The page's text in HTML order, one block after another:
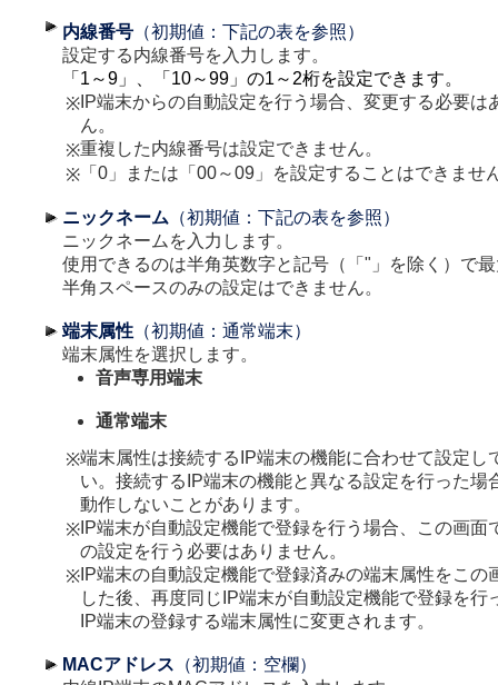
内線番号 （初期値：下記の表を参照）
設定する内線番号を入力します。
「1～9」、「10～99」の1～2桁を設定できます。
※ IP端末からの自動設定を行う場合、変更する必要は
ん。
※重複した内線番号は設定できません。
※ 「0」または「00～09」を設定することはできませ
ニックネーム （初期値：下記の表を参照）
ニックネームを入力します。
使用できるのは半角英数字と記号（「"」を除く）で
半角スペースのみの設定はできません。
端末属性 （初期値：通常端末）
端末属性を選択します。
音声専用端末
通常端末
※端末属性は接続するIP端末の機能に合わせて設定し
い。接続するIP端末の機能と異なる設定を行った場
動作しないことがあります。
※ IP端末が自動設定機能で登録を行う場合、この画面
の設定を行う必要はありません。
※ IP端末の自動設定機能で登録済みの端末属性をこの
した後、再度同じIP端末が自動設定機能で登録を行
IP端末の登録する端末属性に変更されます。
MACアドレス （初期値：空欄）